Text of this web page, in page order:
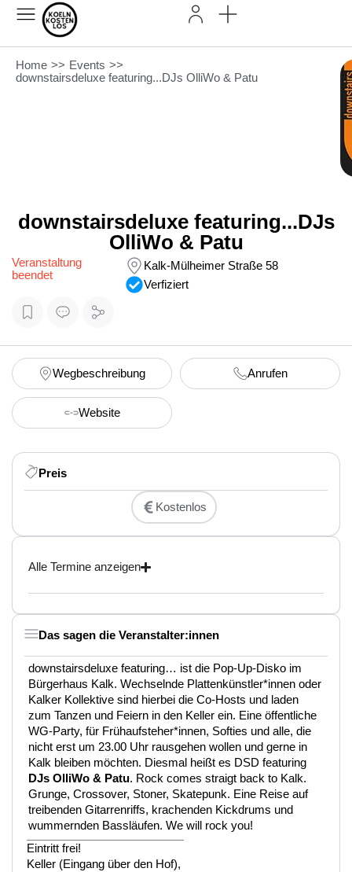
Home >> Events >>
downstairsdeluxe featuring...DJs OlliWo & Patu
downstairsdeluxe featuring...DJs
OlliWo & Patu
Veranstaltung
beendet
Kalk-Mülheimer Straße 58
Verfiziert
Wegbeschreibung Anrufen
Website
Preis
Kostenlos
Alle Termine anzeigen
Das sagen die Veranstalter:innen
downstairsdeluxe featuring… ist die Pop-Up-Disko im
Bürgerhaus Kalk. Wechselnde Plattenkünstler*innen oder
Kalker Kollektive sind hierbei die Co-Hosts und laden
zum Tanzen und Feiern in den Keller ein. Eine öffentliche
WG-Party, für Frühaufsteher*innen, Softies und alle, die
nicht erst um 23.00 Uhr rausgehen wollen und gerne in
Kalk bleiben möchten. Diesmal heißt es DSD featuring
DJs OlliWo & Patu. Rock comes straigt back to Kalk.
Grunge, Crossover, Stoner, Skatepunk. Eine Reise auf
treibenden Gitarrenriffs, krachenden Kickdrums und
wummernden Bassläufen. We will rock you!
Eintritt frei!
Keller (Eingang über den Hof),